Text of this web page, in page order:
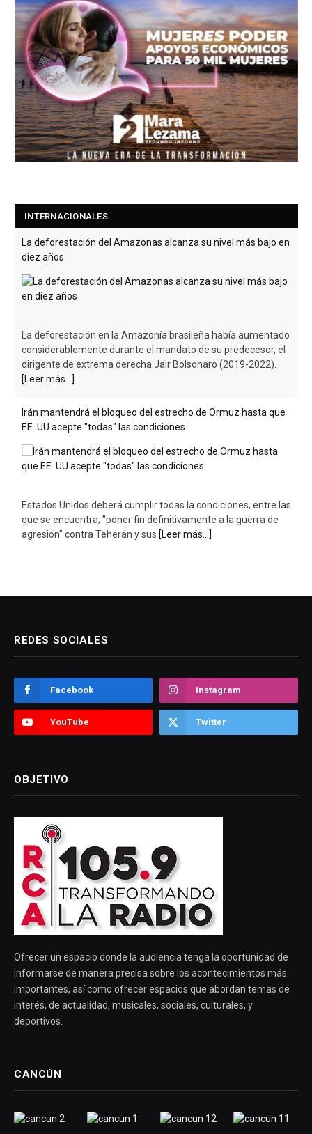
INTERNACIONALES
La deforestación del Amazonas alcanza su nivel más bajo en
diez años
La deforestación en la Amazonía brasileña había aumentado
considerablemente durante el mandato de su predecesor, el
dirigente de extrema derecha Jair Bolsonaro (2019-2022).
[Leer más...]
Irán mantendrá el bloqueo del estrecho de Ormuz hasta que
EE. UU acepte "todas" las condiciones
Estados Unidos deberá cumplir todas la condiciones, entre las
que se encuentra; "poner fin definitivamente a la guerra de
agresión" contra Teherán y sus [Leer más...]
REDES SOCIALES
Facebook Instagram
YouTube Twitter
OBJETIVO
Ofrecer un espacio donde la audiencia tenga la oportunidad de
informarse de manera precisa sobre los acontecimientos más
importantes, así como ofrecer espacios que abordan temas de
interés, de actualidad, musicales, sociales, culturales, y
deportivos.
CANCÚN